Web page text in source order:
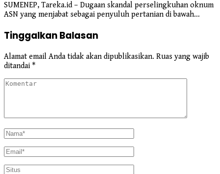
SUMENEP, Tareka.id – Dugaan skandal perselingkuhan oknum
ASN yang menjabat sebagai penyuluh pertanian di bawah…
Tinggalkan Balasan
Alamat email Anda tidak akan dipublikasikan. Ruas yang wajib
ditandai *